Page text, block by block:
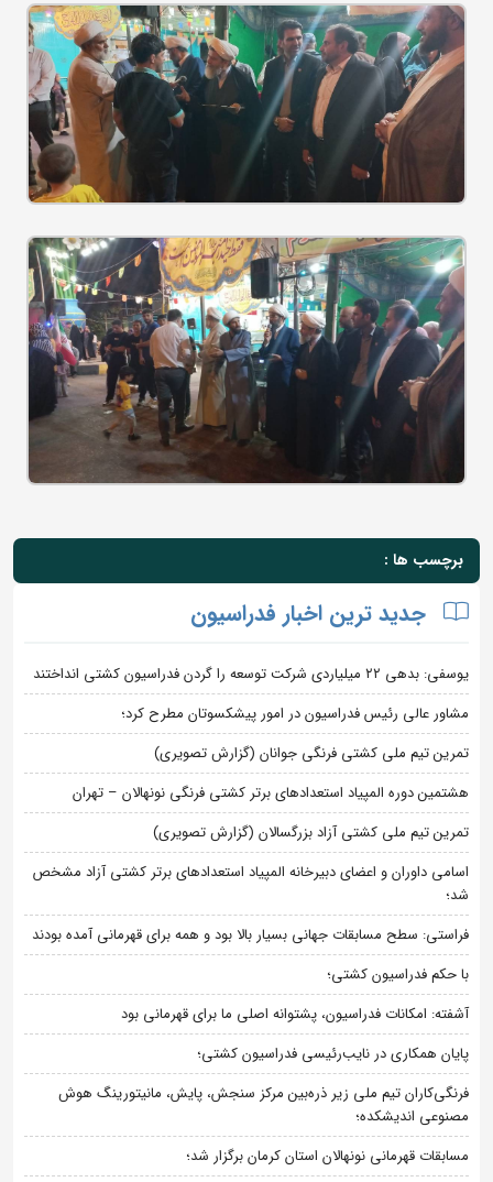
برچسب ها :
جدید ترین اخبار فدراسیون
یوسفی: بدهی ۲۲ میلیاردی شرکت توسعه را گردن فدراسیون کشتی انداختند
مشاور عالی رئیس فدراسیون در امور پیشکسوتان مطرح کرد؛
تمرین تیم ملی کشتی فرنگی جوانان (گزارش تصویری)
هشتمین دوره المپیاد استعدادهای برتر کشتی فرنگی نونهالان – تهران
تمرین تیم ملی کشتی آزاد بزرگسالان (گزارش تصویری)
اسامی داوران و اعضای دبیرخانه المپیاد استعدادهای برتر کشتی آزاد مشخص
شد؛
فراستی: سطح مسابقات جهانی بسیار بالا بود و همه برای قهرمانی آمده بودند
با حکم فدراسیون کشتی؛
آشفته: امکانات فدراسیون، پشتوانه اصلی ما برای قهرمانی بود
پایان همکاری در نایب‌رئیسی فدراسیون کشتی؛
فرنگی‌کاران تیم ملی زیر ذره‌بین مرکز سنجش، پایش، مانیتورینگ هوش
مصنوعی اندیشکده؛
مسابقات قهرمانی نونهالان استان کرمان برگزار شد؛